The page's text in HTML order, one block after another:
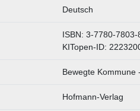
Deutsch
ISBN: 3-7780-7803-
KITopen-ID:
Bewegte Kommune
Hofmann-Verlag